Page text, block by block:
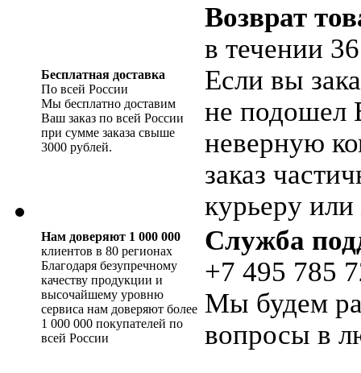
Бесплатная доставка
По всей России
Мы бесплатно доставим
Ваш заказ по всей России
при сумме заказа свыше
3000 рублей.
Возврат
в течении
Если вы
не подошел
неверную
заказ
курьеру
Нам доверяют 1 000 000
клиентов в 80 регионах
Благодаря безупречному
качеству продукции и
высочайшему уровню
сервиса нам доверяют более
1 000 000 покупателей по
всей России
Служба
+7 495 785
Мы будем
вопросы в